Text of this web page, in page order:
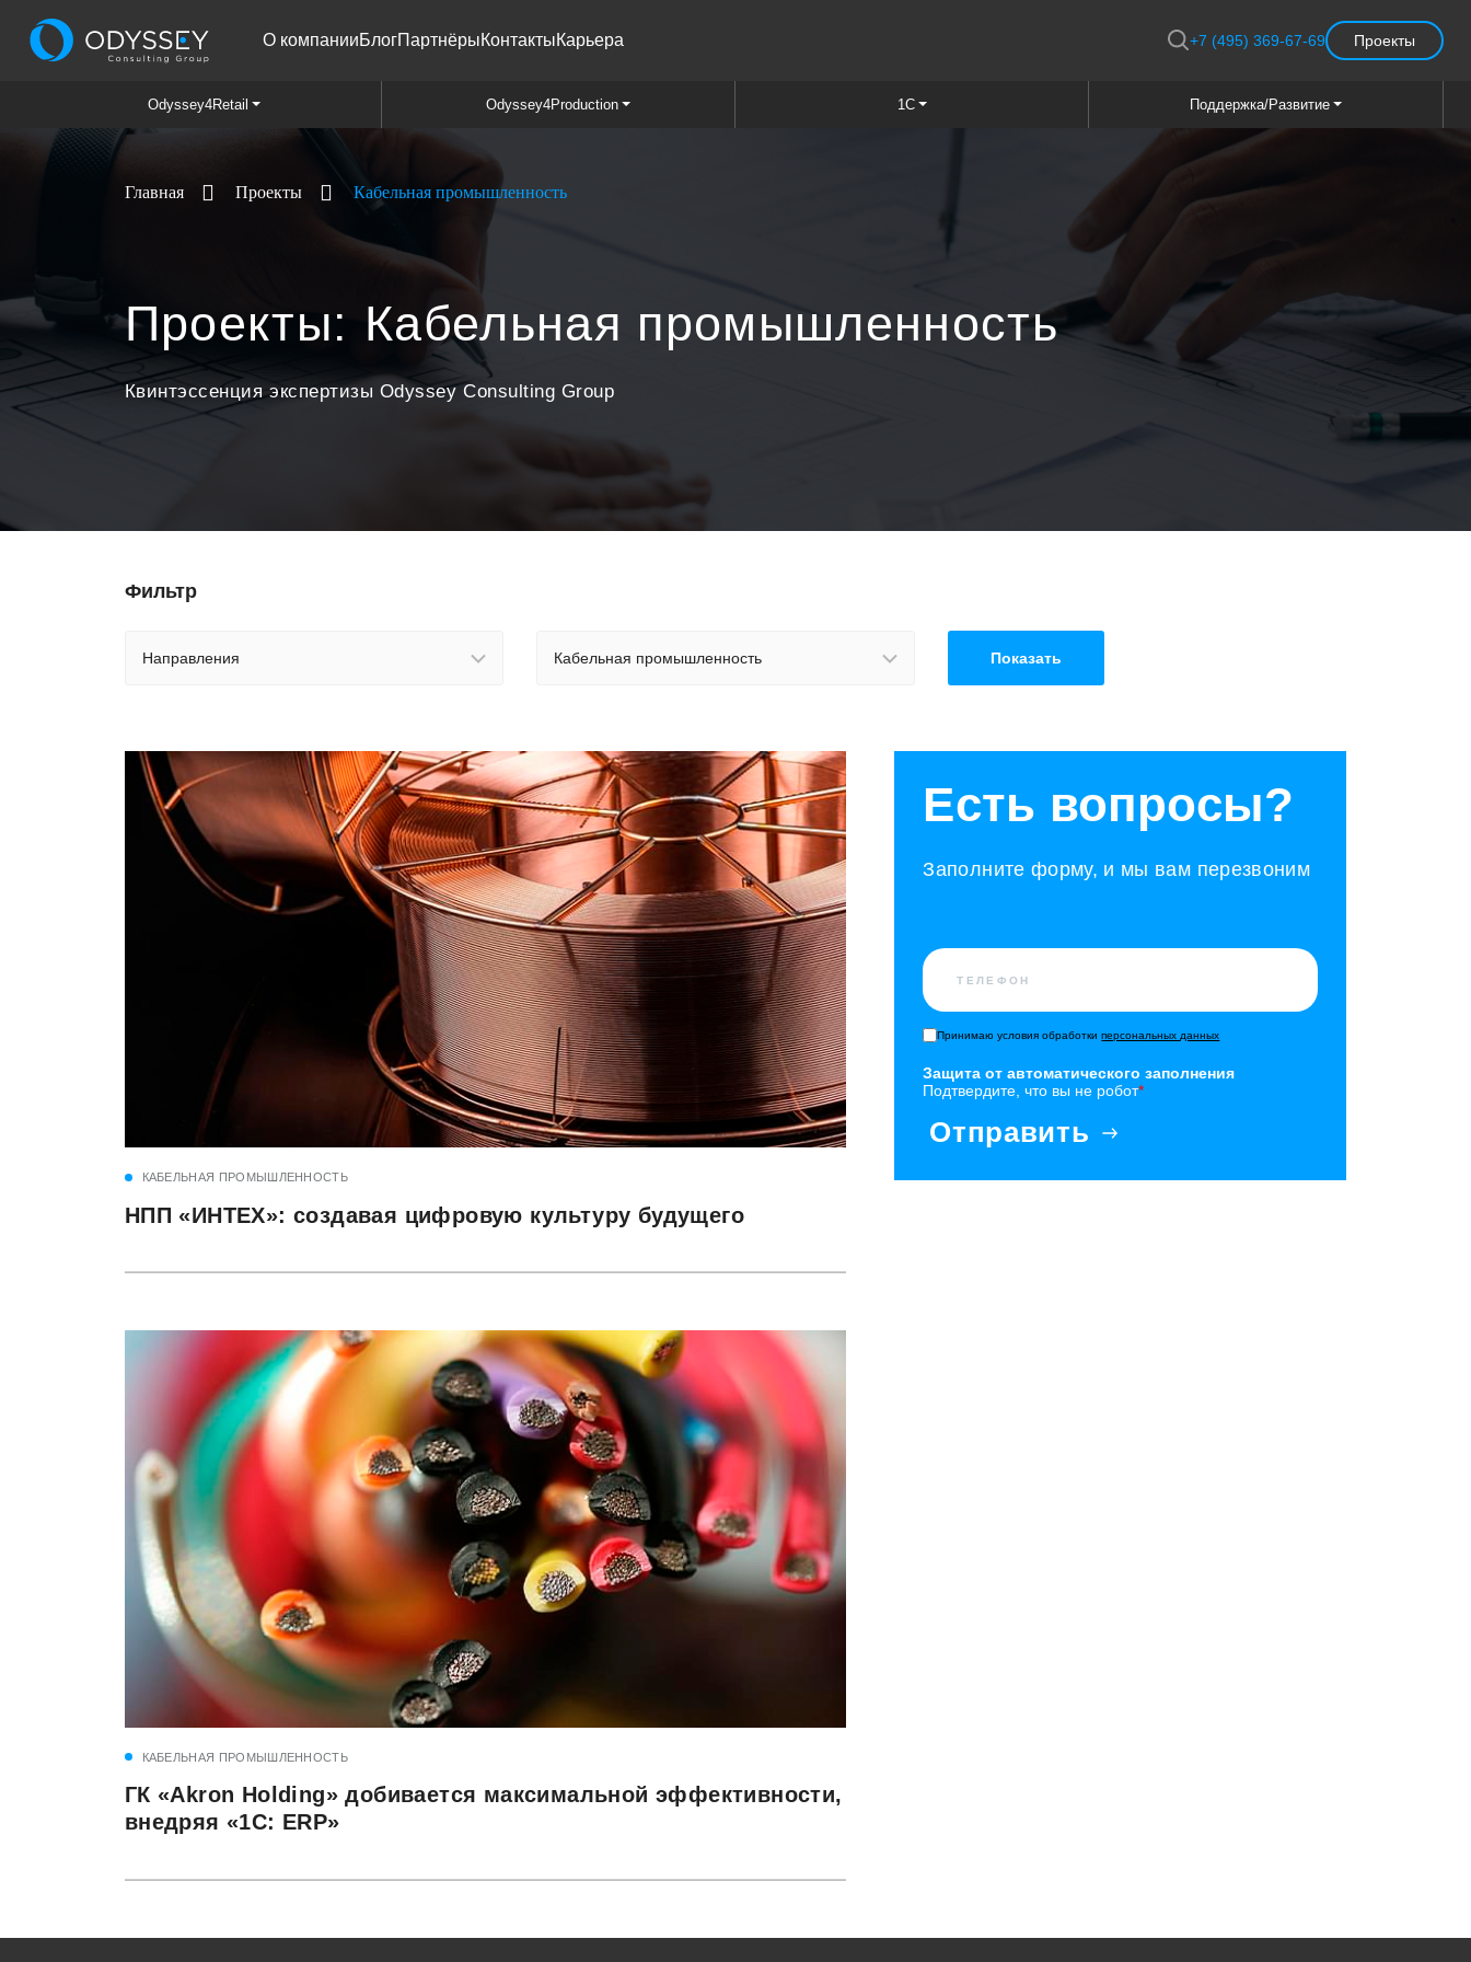
О компанииБлогПартнёрыКонтактыКарьера +7 (495) 369-67-69 Проекты
Odyssey4Retail Odyssey4Production 1C Поддержка/Развитие
Главная Проекты Кабельная промышленность
Проекты: Кабельная промышленность
Квинтэссенция экспертизы Odyssey Consulting Group
Фильтр
Направления Кабельная промышленность Показать
КАБЕЛЬНАЯ ПРОМЫШЛЕННОСТЬ
НПП «ИНТЕХ»: создавая цифровую культуру будущего
КАБЕЛЬНАЯ ПРОМЫШЛЕННОСТЬ
ГК «Akron Holding» добивается максимальной эффективности,
внедряя «1C: ERP»
Есть вопросы?
Заполните форму, и мы вам перезвоним
Принимаю условия обработки персональных данных
Защита от автоматического заполнения
Подтвердите, что вы не робот*
Отправить